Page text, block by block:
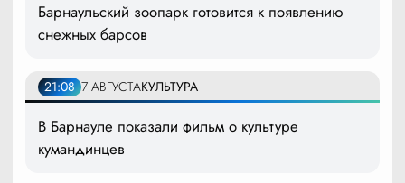
Барнаульский зоопарк готовится к появлению
снежных барсов
21:08 7 АВГУСТАКУЛЬТУРА
В Барнауле показали фильм о культуре
кумандинцев